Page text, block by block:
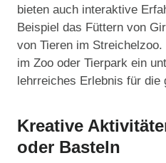
bieten auch interaktive
Beispiel das Füttern von
von Tieren im
im Zoo oder Tierpark ein
lehrreiches Erlebnis für die
Kreative
oder Basteln